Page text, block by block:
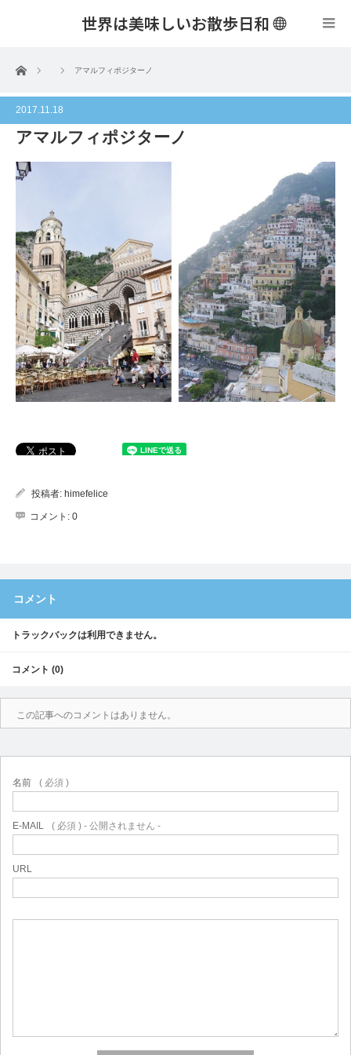
世界は美味しいお散歩日和
ホーム アマルフィポジターノ
2017.11.18
アマルフィポジターノ
投稿者: himefelice
コメント: 0
コメント
トラックバックは利用できません。
コメント (0)
この記事へのコメントはありません。
名前 ( 必須 )
E-MAIL ( 必須 ) - 公開されません -
URL